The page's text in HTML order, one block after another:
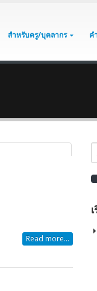
สำหรับครู/บุคลากร ค